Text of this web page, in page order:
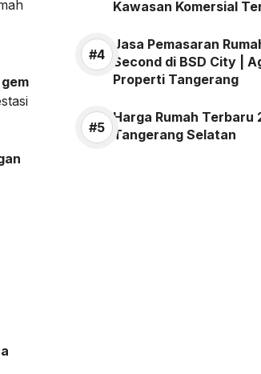
Kawasan Komersial
Jasa Pemasaran
Second di BSD City |
Properti Tangerang
Harga Rumah Terbaru
Tangerang Selatan